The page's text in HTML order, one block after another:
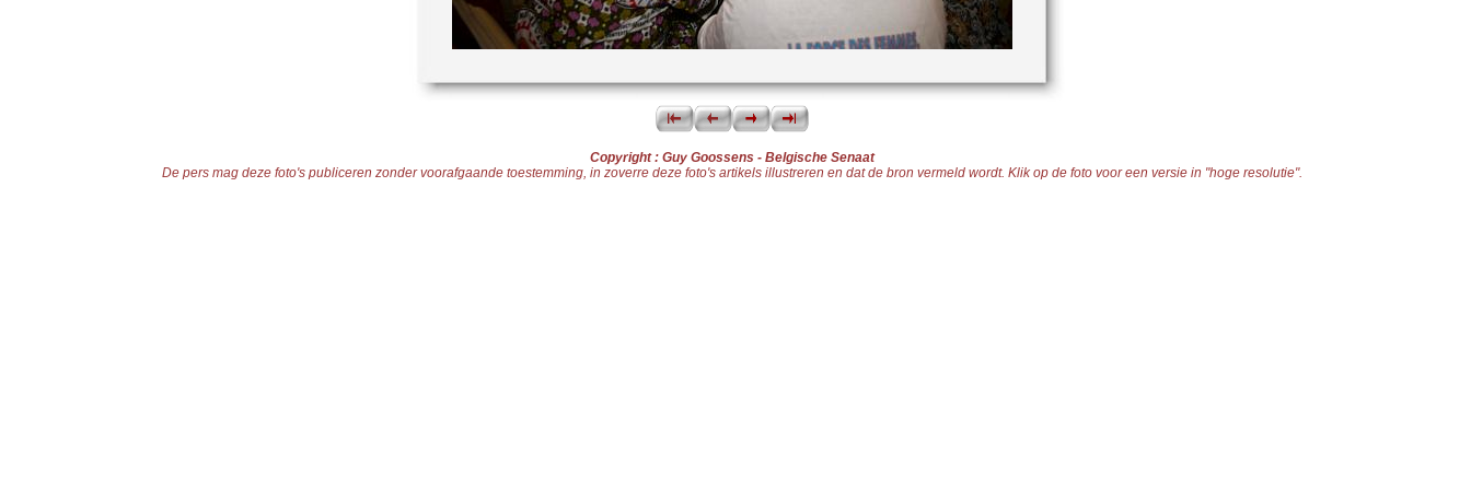
Copyright : Guy Goossens - Belgische Senaat
De pers mag deze foto's publiceren zonder voorafgaande toestemming, in zoverre deze foto's artikels illustreren en dat de bron vermeld wordt. Klik op de foto voor een versie in "hoge resolutie".